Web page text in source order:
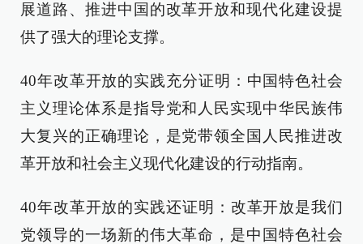
展道路、推进中国的改革开放和现代化建设提
供了强大的理论支撑。
40年改革开放的实践充分证明：中国特色社会
主义理论体系是指导党和人民实现中华民族伟
大复兴的正确理论，是党带领全国人民推进改
革开放和社会主义现代化建设的行动指南。
40年改革开放的实践还证明：改革开放是我们
党领导的一场新的伟大革命，是中国特色社会